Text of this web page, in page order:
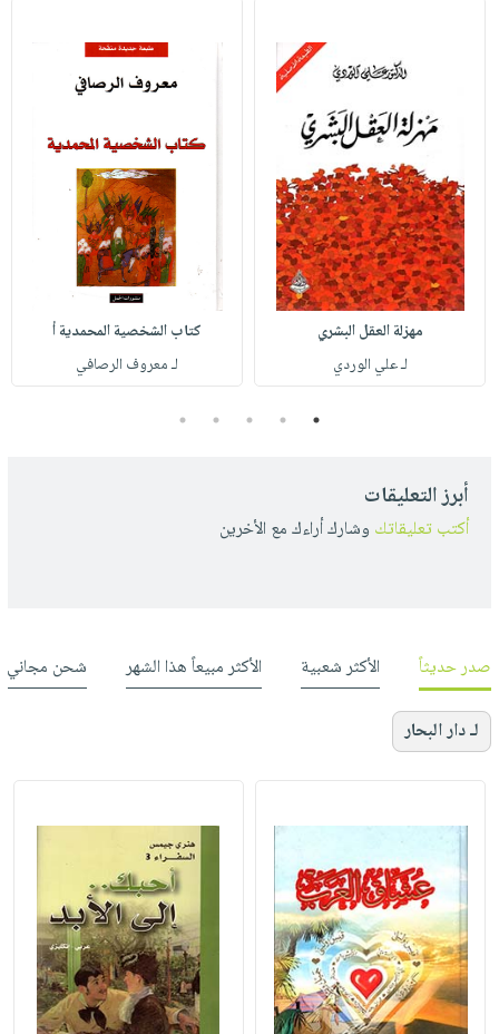
مهزلة العقل البشري
لـ علي الوردي
كتاب الشخصية المحمدية أ
لـ معروف الرصافي
1
2
3
4
5
أبرز التعليقات
أكتب تعليقاتك وشارك أراءك مع الأخرين
صدر حديثاً الأكثر شعبية الأكثر مبيعاً هذا الشهر شحن مجاني
لـ دار البحار